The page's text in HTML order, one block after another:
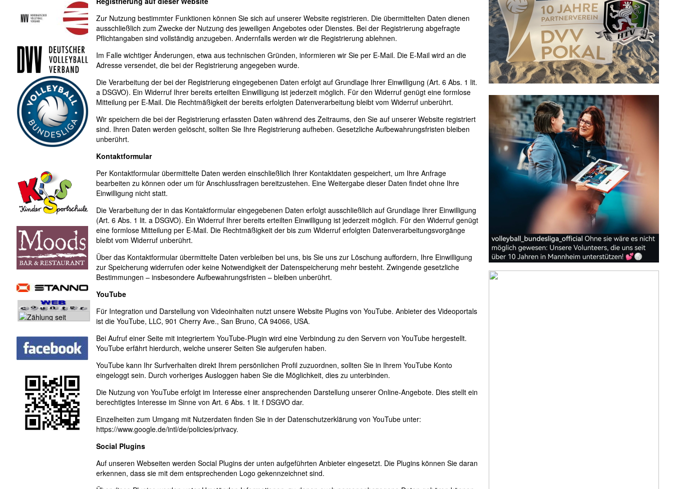
Zur Nutzung bestimmter Funktionen können Sie sich auf unserer Website registrieren. Die übermittelten Daten dienen
ausschließlich zum Zwecke der Nutzung des jeweiligen Angebotes oder Dienstes. Bei der Registrierung abgefragte
Pflichtangaben sind vollständig anzugeben. Andernfalls werden wir die Registrierung ablehnen.
Im Falle wichtiger Änderungen, etwa aus technischen Gründen, informieren wir Sie per E-Mail. Die E-Mail wird an die
Adresse versendet, die bei der Registrierung angegeben wurde.
Die Verarbeitung der bei der Registrierung eingegebenen Daten erfolgt auf Grundlage Ihrer Einwilligung (Art. 6 Abs. 1 lit.
a DSGVO). Ein Widerruf Ihrer bereits erteilten Einwilligung ist jederzeit möglich. Für den Widerruf genügt eine formlose
Mitteilung per E-Mail. Die Rechtmäßigkeit der bereits erfolgten Datenverarbeitung bleibt vom Widerruf unberührt.
Wir speichern die bei der Registrierung erfassten Daten während des Zeitraums, den Sie auf unserer Website registriert
sind. Ihren Daten werden gelöscht, sollten Sie Ihre Registrierung aufheben. Gesetzliche Aufbewahrungsfristen bleiben
unberührt.
Kontaktformular
Per Kontaktformular übermittelte Daten werden einschließlich Ihrer Kontaktdaten gespeichert, um Ihre Anfrage
bearbeiten zu können oder um für Anschlussfragen bereitzustehen. Eine Weitergabe dieser Daten findet ohne Ihre
Einwilligung nicht statt.
Die Verarbeitung der in das Kontaktformular eingegebenen Daten erfolgt ausschließlich auf Grundlage Ihrer Einwilligung
(Art. 6 Abs. 1 lit. a DSGVO). Ein Widerruf Ihrer bereits erteilten Einwilligung ist jederzeit möglich. Für den Widerruf genügt
eine formlose Mitteilung per E-Mail. Die Rechtmäßigkeit der bis zum Widerruf erfolgten Datenverarbeitungsvorgänge
bleibt vom Widerruf unberührt.
Über das Kontaktformular übermittelte Daten verbleiben bei uns, bis Sie uns zur Löschung auffordern, Ihre Einwilligung
zur Speicherung widerrufen oder keine Notwendigkeit der Datenspeicherung mehr besteht. Zwingende gesetzliche
Bestimmungen – insbesondere Aufbewahrungsfristen – bleiben unberührt.
YouTube
Für Integration und Darstellung von Videoinhalten nutzt unsere Website Plugins von YouTube. Anbieter des Videoportals
ist die YouTube, LLC, 901 Cherry Ave., San Bruno, CA 94066, USA.
Bei Aufruf einer Seite mit integriertem YouTube-Plugin wird eine Verbindung zu den Servern von YouTube hergestellt.
YouTube erfährt hierdurch, welche unserer Seiten Sie aufgerufen haben.
YouTube kann Ihr Surfverhalten direkt Ihrem persönlichen Profil zuzuordnen, sollten Sie in Ihrem YouTube Konto
eingeloggt sein. Durch vorheriges Ausloggen haben Sie die Möglichkeit, dies zu unterbinden.
Die Nutzung von YouTube erfolgt im Interesse einer ansprechenden Darstellung unserer Online-Angebote. Dies stellt ein
berechtigtes Interesse im Sinne von Art. 6 Abs. 1 lit. f DSGVO dar.
Einzelheiten zum Umgang mit Nutzerdaten finden Sie in der Datenschutzerklärung von YouTube unter:
https://www.google.de/intl/de/policies/privacy.
Social Plugins
Auf unseren Webseiten werden Social Plugins der unten aufgeführten Anbieter eingesetzt. Die Plugins können Sie daran
erkennen, dass sie mit dem entsprechenden Logo gekennzeichnet sind.